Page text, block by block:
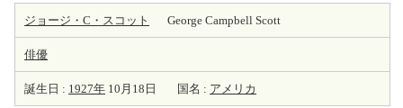
ジョージ・C・スコット George Campbell Scott
俳優
誕生日 : 1927年 10月18日 国名 : アメリカ